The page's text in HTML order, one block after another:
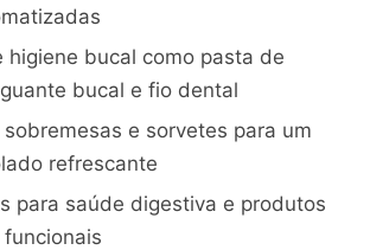
higiene bucal como pasta de
bucal e fio dental
e sorvetes para um
refrescante
para saúde digestiva e produtos